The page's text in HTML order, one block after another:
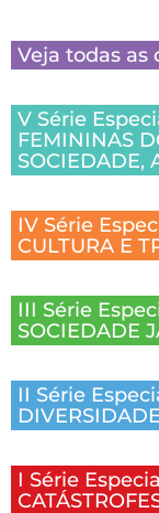
Veja todas as
V Série
FEMININAS
SOCIEDADE,
IV Série
CULTURA E
III Série
SOCIEDADE
II Série
DIVERSIDADE
I Série